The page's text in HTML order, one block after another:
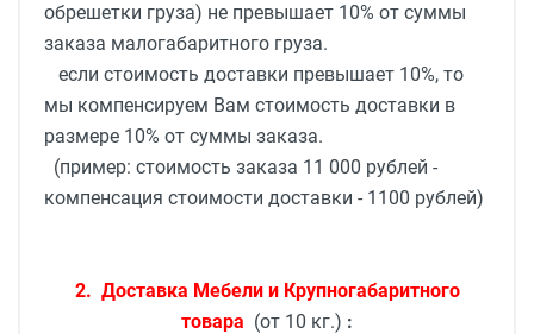
обрешетки груза) не превышает 10% от суммы
заказа малогабаритного груза.
если стоимость доставки превышает 10%, то
мы компенсируем Вам стоимость доставки в
размере 10% от суммы заказа.
(пример: стоимость заказа 11 000 рублей -
компенсация стоимости доставки - 1100 рублей)
2. Доставка Мебели и Крупногабаритного
товара (от 10 кг.) :